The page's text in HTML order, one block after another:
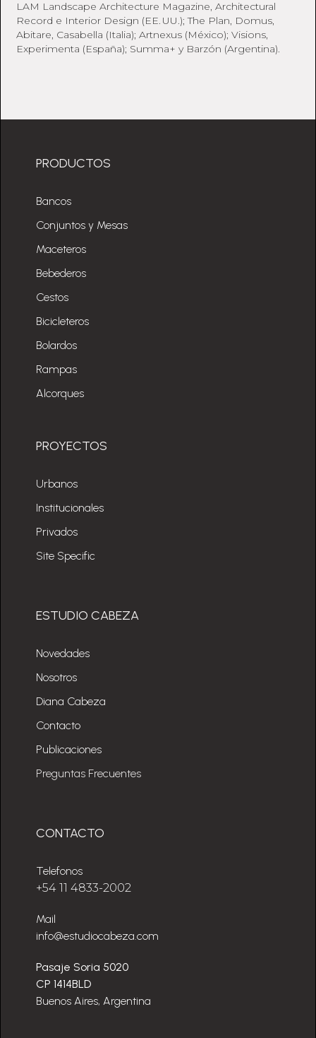
LAM Landscape Architecture Magazine, Architectural
Record e Interior Design (EE. UU.); The Plan, Domus,
Abitare, Casabella (Italia); Artnexus (México); Visions,
Experimenta (España); Summa+ y Barzón (Argentina).
PRODUCTOS
Bancos
Conjuntos y Mesas
Maceteros
Bebederos
Cestos
Bicicleteros
Bolardos
Rampas
Alcorques
PROYECTOS
Urbanos
Institucionales
Privados
Site Specific
ESTUDIO CABEZA
Novedades
Nosotros
Diana Cabeza
Contacto
Publicaciones
Preguntas Frecuentes
CONTACTO
Telefonos
+54 11 4833-2002
Mail
info@estudiocabeza.com
Pasaje Soria 5020
CP 1414BLD
Buenos Aires, Argentina